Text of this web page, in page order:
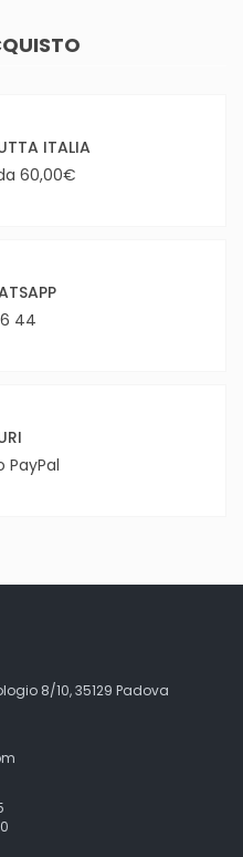
ITALIA
60,00€
44
PayPal
8/10, 35129 Padova